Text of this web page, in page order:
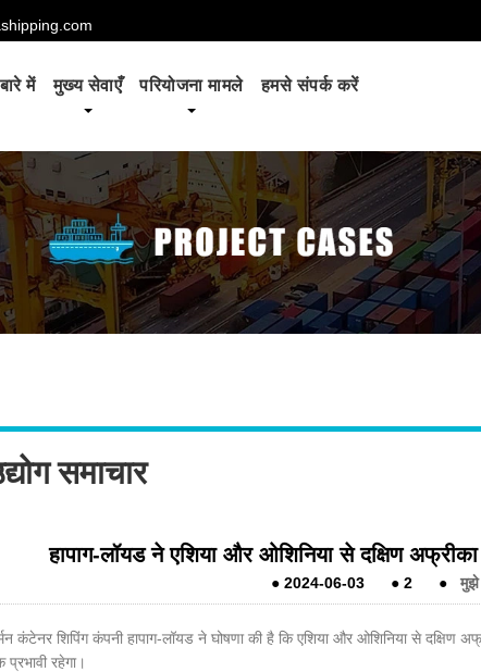
में मुख्य सेवाएँ परियोजना मामले हमसे संपर्क करें
समाचार
हापाग-लॉयड ने एशिया और ओशिनिया से दक्षिण
●2024-06-03 ●2 ● मुझे
कंटेनर शिपिंग कंपनी हापाग-लॉयड ने घोषणा की है कि एशिया और ओशिनिया से
प्रभावी रहेगा।